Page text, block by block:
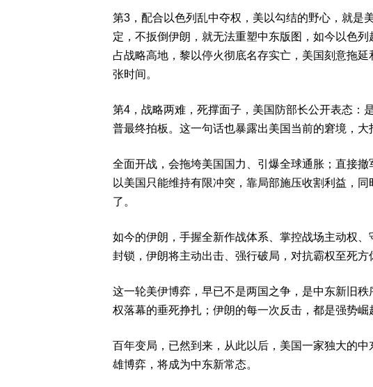
第3，配合以色列乱中夺权，美以勾结的野心，就是
定，不扳倒伊朗，就无法重塑中东版图，如今以色
占战略高地，黎以停火彻底名存实亡，美国刻意拖
张时间。
第4，战略两难，死撑面子，美国防部长公开表态：
普最终拍板。这一句话也暴露出美国当前的窘境，大
全面开战，会拖垮美国国力、引爆全球通胀；直接
以美国只能维持有限冲突，靠局部施压收割利益，
了。
如今的伊朗，手握全新作战体系、掌控战场主动权
封锁，伊朗将主动出击、强行破局，对抗霸权至死方
这一轮美伊博弈，早已不是两国之争，是中东新旧
权落幕的垂死挣扎；伊朗的每一次反击，都是强势崛
百年变局，已然到来，从此以后，美国一家独大的
雄博弈，将成为中东新常态。